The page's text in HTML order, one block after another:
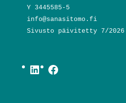
Y 3445585-5
info@sanasitomo.fi
Sivusto päivitetty 7/2026
LinkedIn
Facebook